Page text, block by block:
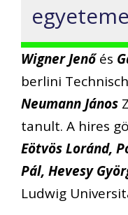
Wigner Jenőés
berlini
Neumann János
tanult. A hires
Eötvös Loránd,
Pál, Hevesy
Ludwig